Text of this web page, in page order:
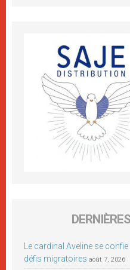
Le cardinal Aveline se
défis migratoires août 7, 2026